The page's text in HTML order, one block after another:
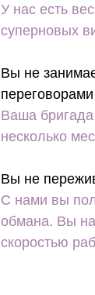
У нас есть
суперновых
Вы не
переговорами
Ваша
несколько
Вы не
С нами вы
обмана. Вы
скоростью